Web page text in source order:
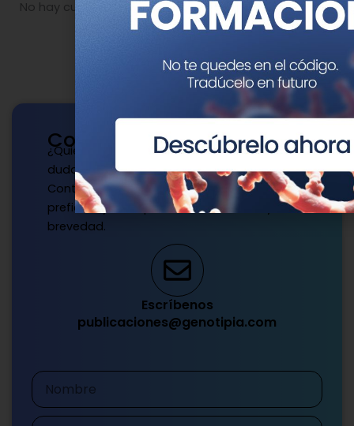
No hay cursos relacionados o imágenes disponibles.
Contacto
¿Quieres publicar con nosotros? ¿Tienes
dudas?
Contacta con nosotros de la manera que
prefieras y te responderemos a la mayor
brevedad.
Escríbenos
publicaciones@genotipia.com
Nombre